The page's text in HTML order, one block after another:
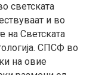
светската
и во
на Светската
СПСФ во
на овие